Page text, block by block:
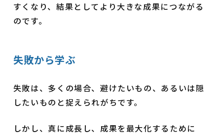
すくなり、結果としてより大きな成果につながる
のです。
失敗から学ぶ
失敗は、多くの場合、避けたいもの、あるいは隠
したいものと捉えられがちです。
しかし、真に成長し、成果を最大化するために